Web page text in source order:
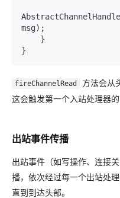
msg);
fireChannelRead 方法会从
这会触发第一个入站处理器的
出站事件传播
出站事件（如写操作、连接
播，依次经过每一个出站处
直到到达头部。